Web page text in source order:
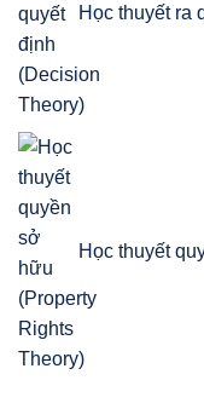
Học thuyết ra
Học thuyết